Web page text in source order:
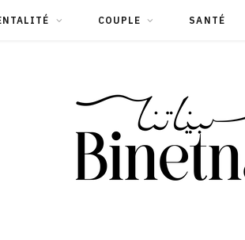
COUPLE SANTÉ